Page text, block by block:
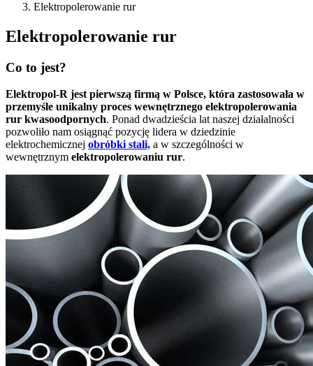
Elektropolerowanie rur
Elektropolerowanie rur
Co to jest?
Elektropol-R jest pierwszą firmą w Polsce, która zastosowała w
przemyśle unikalny proces wewnętrznego elektropolerowania
rur kwasoodpornych. Ponad dwadzieścia lat naszej działalności
pozwoliło nam osiągnąć pozycję lidera w dziedzinie
elektrochemicznej obróbki stali, a w szczególności w
wewnętrznym elektropolerowaniu rur.